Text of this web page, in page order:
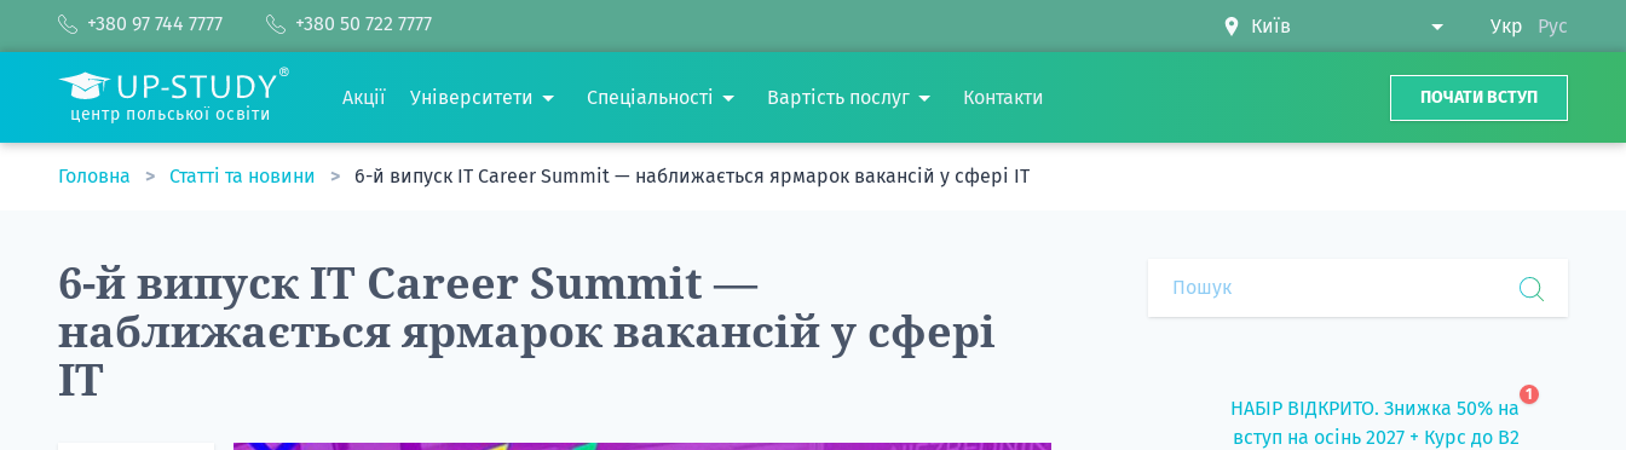
+380 97 744 7777 +380 50 722 7777 Укр Рус
центр польської освіти
Акції Університети Спеціальності Вартість послуг Контакти ПОЧАТИ ВСТУП
Головна Статті та новини 6-й випуск IT Career Summit — наближається ярмарок вакансій у сфері ІТ
6-й випуск IT Career Summit —
наближається ярмарок вакансій у сфері
ІТ
НАБІР ВІДКРИТО. Знижка 50% на
вступ на осінь 2027 + Курс до B2
1